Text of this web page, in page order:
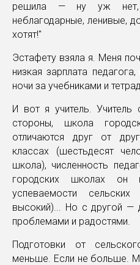
решила — ну уж нет,
неблагодарные, ленивые,
хотят!"
Эстафету взяла я. Меня
низкая зарплата
ночи за учебниками и
И вот я учитель.
стороны, школа
отличаются друг от
классах (шестьдесят
школа), численность
городских школах он
успеваемости
высокий)... Но с другой —
проблемами и радостями.
Подготовки от
меньше. Если не больше.